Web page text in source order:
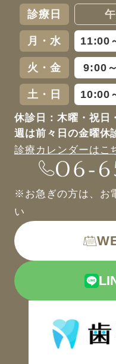
診療日
月・水 11:00
火・金 9:00
土・日 10:00
休診日：木曜・祝日
週は前々日の金曜休
診療カレンダーはこ
※お急ぎの方は、お
い